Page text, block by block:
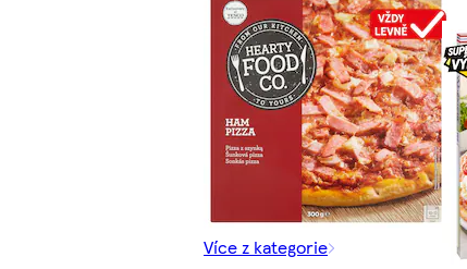
Více z kategorie